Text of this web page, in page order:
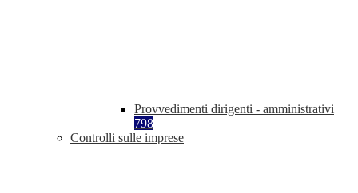
Provvedimenti dirigenti - amministrativi
798
Controlli sulle imprese